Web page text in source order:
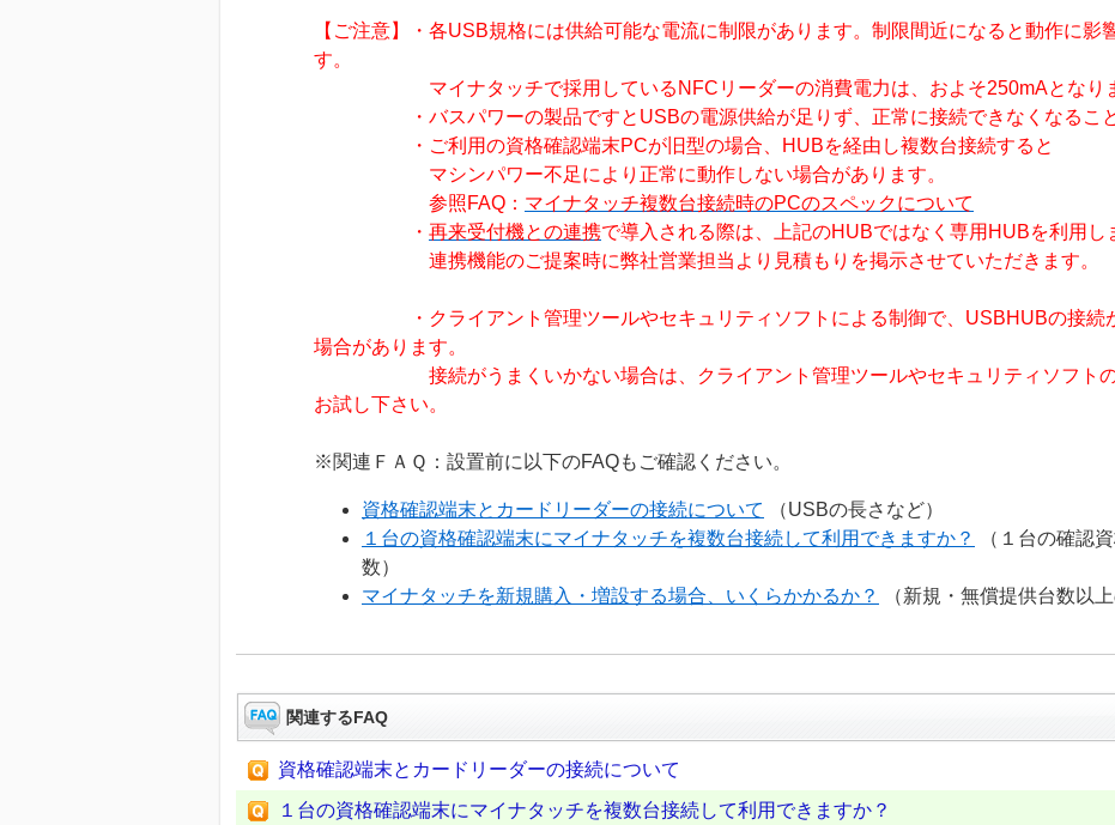
【ご注意】・各USB規格には供給可能な電流に制限があります。制限間近になると動作に影
す。
マイナタッチで採用しているNFCリーダーの消費電力は、およそ250mAとなりま
・バスパワーの製品ですとUSBの電源供給が足りず、正常に接続できなくなること
・ご利用の資格確認端末PCが旧型の場合、HUBを経由し複数台接続すると
マシンパワー不足により正常に動作しない場合があります。
参照FAQ： マイナタッチ複数台接続時のPCのスペックについて
・ 再来受付機との連携で導入される際は、上記のHUBではなく専用HUBを利用し
連携機能のご提案時に弊社営業担当より見積もりを掲示させていただきます。
・クライアント管理ツールやセキュリティソフトによる制御で、USBHUBの接続
場合があります。
接続がうまくいかない場合は、クライアント管理ツールやセキュリティソフトの
お試し下さい。
※関連ＦＡＱ：設置前に以下のFAQもご確認ください。
資格確認端末とカードリーダーの接続について
（USBの長さなど）
１台の資格確認端末にマイナタッチを複数台接続して利用できますか？
（１台の確認
数）
マイナタッチを新規購入・増設する場合、いくらかかるか？
（新規・無償提供台数以上
関連するFAQ
資格確認端末とカードリーダーの接続について
１台の資格確認端末にマイナタッチを複数台接続して利用できますか？